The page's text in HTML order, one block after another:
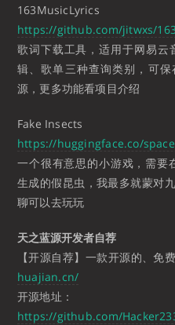
163MusicLyrics
https://github.com/jitwxs/
歌词下载工具，适用于网易
辑、歌单三种查询类别，可
源，更多功能看项目介绍
Fake Insects
https://huggingface.co/
一个很有意思的小游戏，需要
生成的假昆虫，我最多就蒙对
聊可以去玩玩
天之蓝源开发者自荐
【开源自荐】一款开源的、免
huajian.cn/
开源地址：
https://github.com/